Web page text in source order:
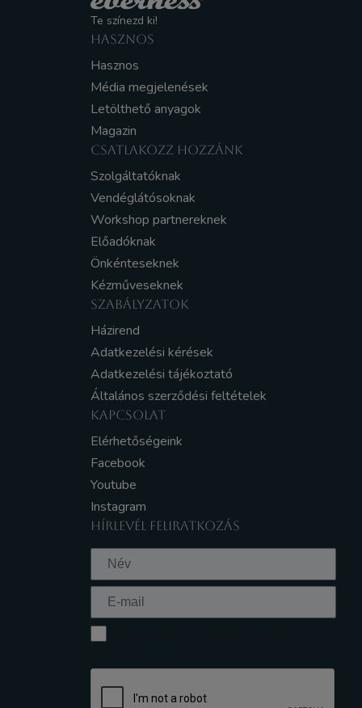
Te színezd ki!
HASZNOS
Hasznos
Média megjelenések
Letölthető anyagok
Magazin
CSATLAKOZZ HOZZÁNK
Szolgáltatóknak
Vendéglátósoknak
Workshop partnereknek
Előadóknak
Önkénteseknek
Kézműveseknek
SZABÁLYZATOK
Házirend
Adatkezelési kérések
Adatkezelési tájékoztató
Általános szerződési feltételek
KAPCSOLAT
Elérhetőségeink
Facebook
Youtube
Instagram
HÍRLEVÉL FELIRATKOZÁS